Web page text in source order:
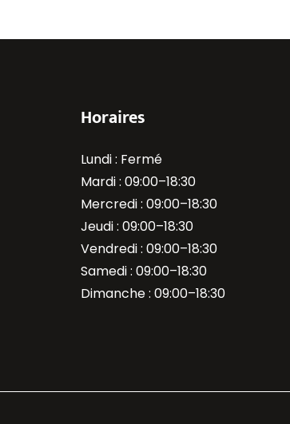
Horaires
Lundi : Fermé
Mardi : 09:00–18:30
Mercredi : 09:00–18:30
Jeudi : 09:00–18:30
Vendredi : 09:00–18:30
Samedi : 09:00–18:30
Dimanche : 09:00–18:30